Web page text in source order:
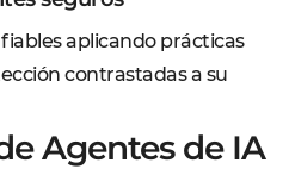
aplicando prácticas
contrastadas a su
Agentes de IA